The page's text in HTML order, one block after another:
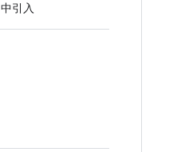
中引入